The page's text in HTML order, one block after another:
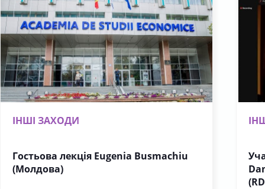
ІНШІ ЗАХОДИ
Гостьова лекція Eugenia Busmachiu
(Молдова)